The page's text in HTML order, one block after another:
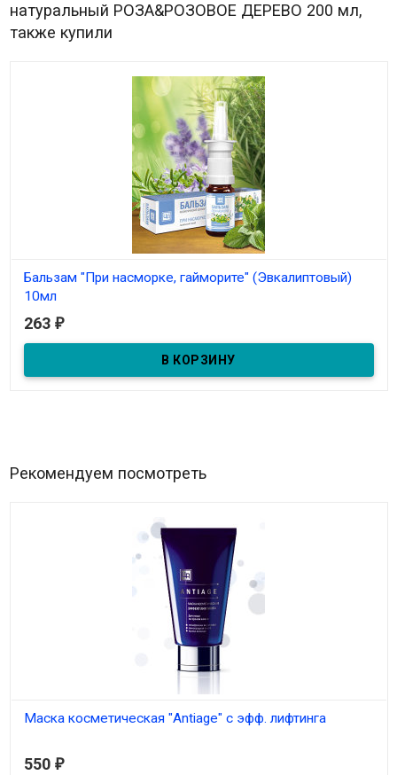
натуральный РОЗА&РОЗОВОЕ ДЕРЕВО 200 мл,
также купили
Бальзам "При насморке, гайморите" (Эвкалиптовый)
10мл
В наличии
Бальзам-спрей "При насморке, гайморите" 10мл
263 ₽
Рекомендуем посмотреть
Маска косметическая "Antiage" с эфф. лифтинга
550 ₽